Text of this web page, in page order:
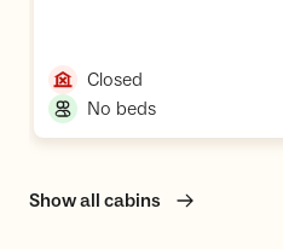
Closed
No beds,
Show all cabins